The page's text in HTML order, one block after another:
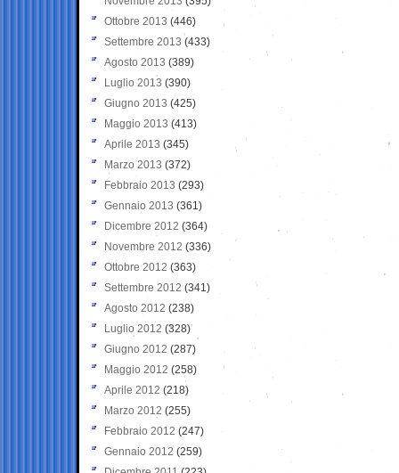
Ottobre 2013 (446)
Settembre 2013 (433)
Agosto 2013 (389)
Luglio 2013 (390)
Giugno 2013 (425)
Maggio 2013 (413)
Aprile 2013 (345)
Marzo 2013 (372)
Febbraio 2013 (293)
Gennaio 2013 (361)
Dicembre 2012 (364)
Novembre 2012 (336)
Ottobre 2012 (363)
Settembre 2012 (341)
Agosto 2012 (238)
Luglio 2012 (328)
Giugno 2012 (287)
Maggio 2012 (258)
Aprile 2012 (218)
Marzo 2012 (255)
Febbraio 2012 (247)
Gennaio 2012 (259)